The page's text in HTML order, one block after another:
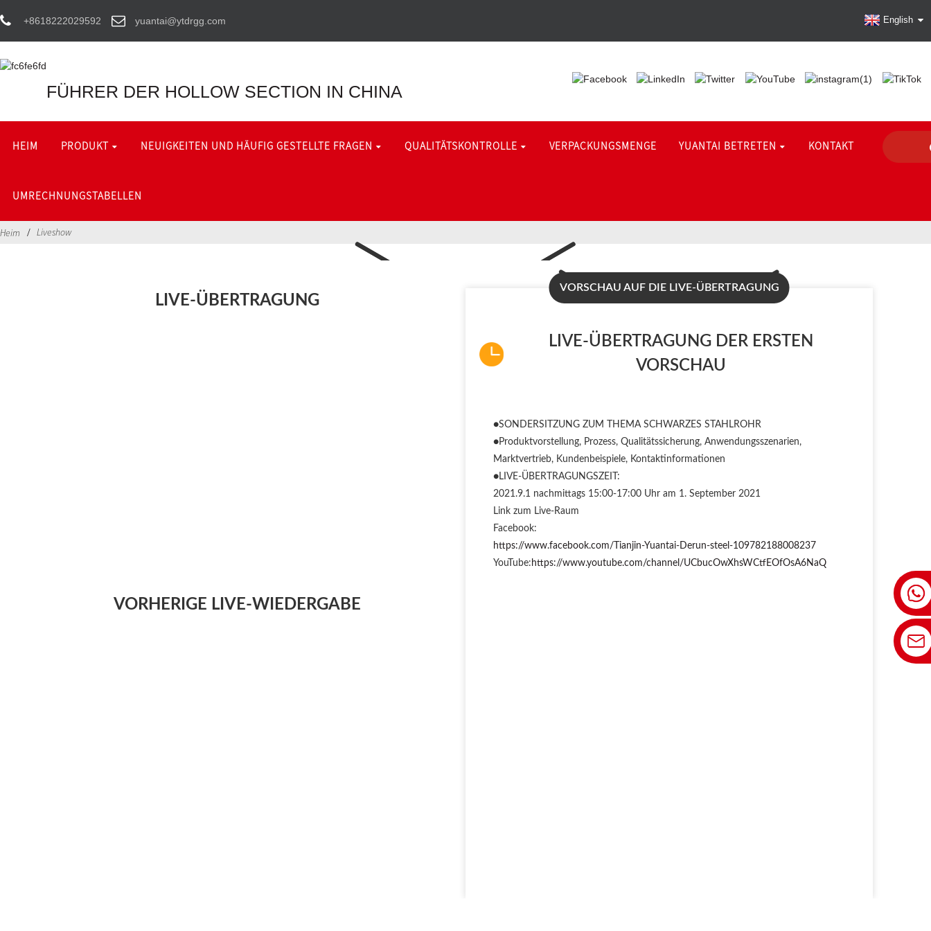
+8618222029592 yuantai@ytdrgg.com English
FÜHRER DER HOLLOW SECTION IN CHINA
HEIM PRODUKT NEUIGKEITEN UND HÄUFIG GESTELLTE FRAGEN QUALITÄTSKONTROLLE VERPACKUNGSMENGE YUANTAI BETRETEN KONTAKT
UMRECHNUNGSTABELLEN
Heim Liveshow
LIVE-ÜBERTRAGUNG
VORHERIGE LIVE-WIEDERGABE
VORSCHAU AUF DIE LIVE-ÜBERTRAGUNG
LIVE-ÜBERTRAGUNG DER ERSTEN
VORSCHAU
●SONDERSITZUNG ZUM THEMA SCHWARZES STAHLROHR
●Produktvorstellung, Prozess, Qualitätssicherung, Anwendungsszenarien,
Marktvertrieb, Kundenbeispiele, Kontaktinformationen
●LIVE-ÜBERTRAGUNGSZEIT:
2021.9.1 nachmittags 15:00-17:00 Uhr am 1. September 2021
Link zum Live-Raum
Facebook:
https://www.facebook.com/Tianjin-Yuantai-Derun-steel-109782188008237
YouTube: https://www.youtube.com/channel/UCbucOwXhsWCtfEOfOsA6NaQ